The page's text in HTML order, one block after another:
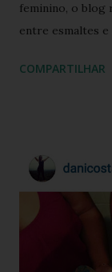
feminino, o blog
entre esmaltes e
BUSCA
COMPARTILHAR